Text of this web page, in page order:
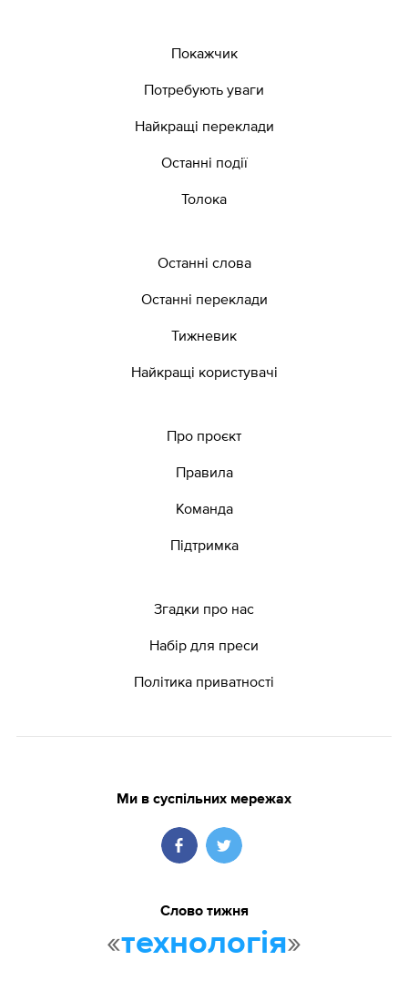
Покажчик
Потребують уваги
Найкращі переклади
Останні події
Толока
Останні слова
Останні переклади
Тижневик
Найкращі користувачі
Про проєкт
Правила
Команда
Підтримка
Згадки про нас
Набір для преси
Політика приватності
Ми в суспільних мережах
Слово тижня
«технологія»